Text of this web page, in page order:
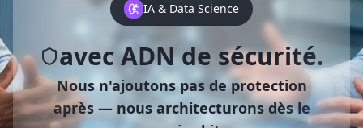
IA & Data Science
avec ADN de sécurité.
Nous n'ajoutons pas de protection
après — nous architecturons dès le